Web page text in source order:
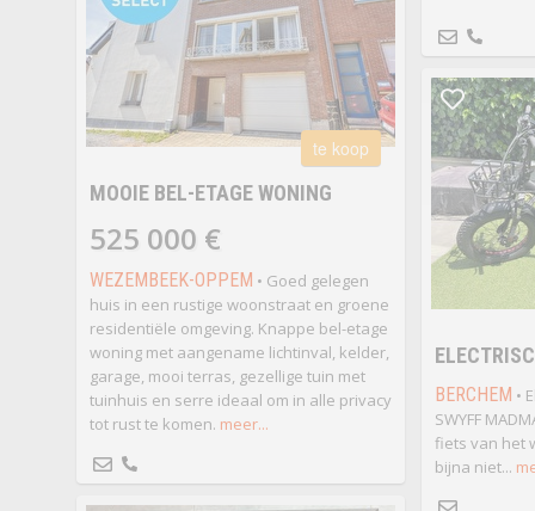
te koop
MOOIE BEL-ETAGE WONING
525 000 €
WEZEMBEEK-OPPEM • Goed gelegen
huis in een rustige woonstraat en groene
residentiële omgeving. Knappe bel-etage
woning met aangename lichtinval, kelder,
garage, mooi terras, gezellige tuin met
tuinhuis en serre ideaal om in alle privacy
tot rust te komen. meer...
BERCHEM •
SWYFF
fiets van het
bijna niet...